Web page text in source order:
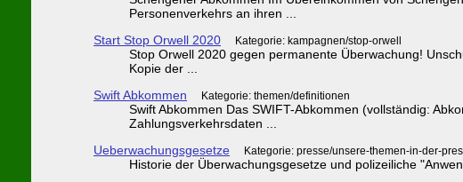
Personenverkehrs an ihren ...
Start Stop Orwell 2020
Kategorie: kampagnen/stop-orwell
Stop Orwell 2020 gegen permanente Überwachung!
Kopie der ...
Swift Abkommen
Kategorie: themen/definitionen
Swift Abkommen Das SWIFT-Abkommen (vollständig:
Zahlungsverkehrsdaten ...
Ueberwachungsgesetze
Kategorie: presse/unsere-themen-in-der-
Historie der Überwachungsgesetze und polizeiliche